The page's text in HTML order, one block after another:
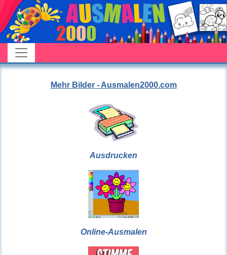
Mehr Bilder - Ausmalen2000.com
Ausdrucken
Online-Ausmalen